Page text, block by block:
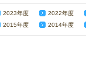
2023年度
2022年度
2015年度 2014年度